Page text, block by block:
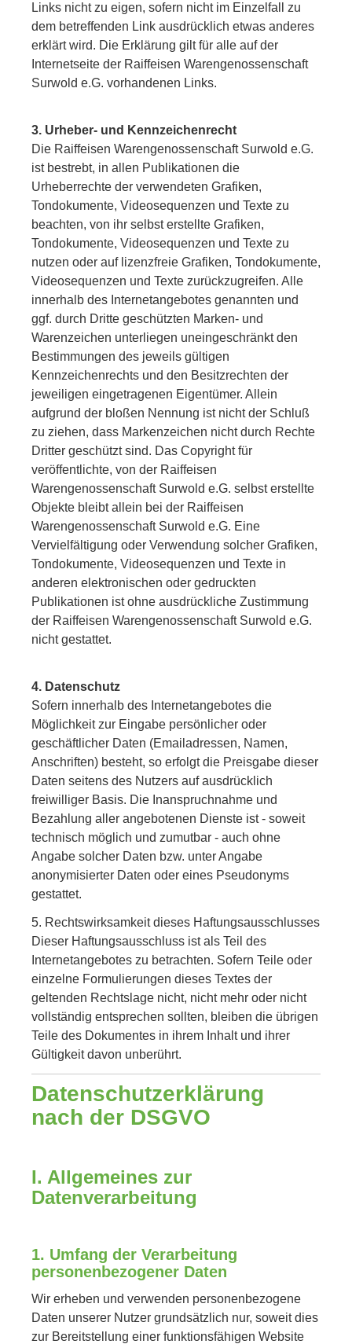
Links nicht zu eigen, sofern nicht im Einzelfall zu
dem betreffenden Link ausdrücklich etwas anderes
erklärt wird. Die Erklärung gilt für alle auf der
Internetseite der Raiffeisen Warengenossenschaft
Surwold e.G. vorhandenen Links.
3. Urheber- und Kennzeichenrecht
Die Raiffeisen Warengenossenschaft Surwold e.G.
ist bestrebt, in allen Publikationen die
Urheberrechte der verwendeten Grafiken,
Tondokumente, Videosequenzen und Texte zu
beachten, von ihr selbst erstellte Grafiken,
Tondokumente, Videosequenzen und Texte zu
nutzen oder auf lizenzfreie Grafiken, Tondokumente,
Videosequenzen und Texte zurückzugreifen. Alle
innerhalb des Internetangebotes genannten und
ggf. durch Dritte geschützten Marken- und
Warenzeichen unterliegen uneingeschränkt den
Bestimmungen des jeweils gültigen
Kennzeichenrechts und den Besitzrechten der
jeweiligen eingetragenen Eigentümer. Allein
aufgrund der bloßen Nennung ist nicht der Schluß
zu ziehen, dass Markenzeichen nicht durch Rechte
Dritter geschützt sind. Das Copyright für
veröffentlichte, von der Raiffeisen
Warengenossenschaft Surwold e.G. selbst erstellte
Objekte bleibt allein bei der Raiffeisen
Warengenossenschaft Surwold e.G. Eine
Vervielfältigung oder Verwendung solcher Grafiken,
Tondokumente, Videosequenzen und Texte in
anderen elektronischen oder gedruckten
Publikationen ist ohne ausdrückliche Zustimmung
der Raiffeisen Warengenossenschaft Surwold e.G.
nicht gestattet.
4. Datenschutz
Sofern innerhalb des Internetangebotes die
Möglichkeit zur Eingabe persönlicher oder
geschäftlicher Daten (Emailadressen, Namen,
Anschriften) besteht, so erfolgt die Preisgabe dieser
Daten seitens des Nutzers auf ausdrücklich
freiwilliger Basis. Die Inanspruchnahme und
Bezahlung aller angebotenen Dienste ist - soweit
technisch möglich und zumutbar - auch ohne
Angabe solcher Daten bzw. unter Angabe
anonymisierter Daten oder eines Pseudonyms
gestattet.
5. Rechtswirksamkeit dieses Haftungsausschlusses
Dieser Haftungsausschluss ist als Teil des
Internetangebotes zu betrachten. Sofern Teile oder
einzelne Formulierungen dieses Textes der
geltenden Rechtslage nicht, nicht mehr oder nicht
vollständig entsprechen sollten, bleiben die übrigen
Teile des Dokumentes in ihrem Inhalt und ihrer
Gültigkeit davon unberührt.
Datenschutzerklärung
nach der DSGVO
I. Allgemeines zur
Datenverarbeitung
1. Umfang der Verarbeitung
personenbezogener Daten
Wir erheben und verwenden personenbezogene
Daten unserer Nutzer grundsätzlich nur, soweit dies
zur Bereitstellung einer funktionsfähigen Website